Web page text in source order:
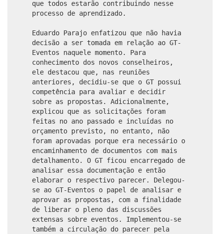
que todos estarão contribuindo nesse
processo de aprendizado.
Eduardo Parajo enfatizou que não havia
decisão a ser tomada em relação ao GT-
Eventos naquele momento. Para
conhecimento dos novos conselheiros,
ele destacou que, nas reuniões
anteriores, decidiu-se que o GT possui
competência para avaliar e decidir
sobre as propostas. Adicionalmente,
explicou que as solicitações foram
feitas no ano passado e incluídas no
orçamento previsto, no entanto, não
foram aprovadas porque era necessário o
encaminhamento de documentos com mais
detalhamento. O GT ficou encarregado de
analisar essa documentação e então
elaborar o respectivo parecer. Delegou-
se ao GT-Eventos o papel de analisar e
aprovar as propostas, com a finalidade
de liberar o pleno das discussões
extensas sobre eventos. Implementou-se
também a circulação do parecer pela